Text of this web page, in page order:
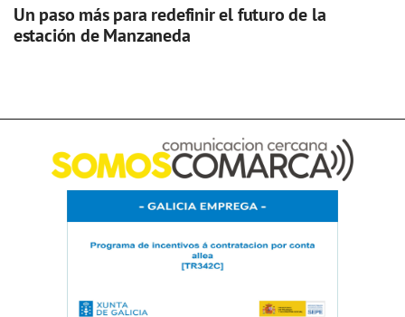
Un paso más para redefinir el futuro de la
estación de Manzaneda